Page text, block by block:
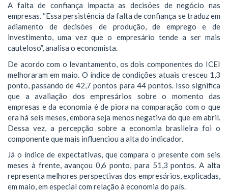
A falta de confiança impacta as decisões de negócio nas
empresas. “Essa persistência da falta de confiança se traduz em
adiamento de decisões de produção, de emprego e de
investimento, uma vez que o empresário tende a ser mais
cauteloso”, analisa o economista.
De acordo com o levantamento, os dois componentes do ICEI
melhoraram em maio. O índice de condições atuais cresceu 1,3
ponto, passando de 42,7 pontos para 44 pontos. Isso significa
que a avaliação dos empresários sobre o momento das
empresas e da economia é de piora na comparação com o que
era há seis meses, embora seja menos negativa do que em abril.
Dessa vez, a percepção sobre a economia brasileira foi o
componente que mais influenciou a alta do indicador.
Já o índice de expectativas, que compara o presente com seis
meses à frente, avançou 0,6 ponto, para 51,3 pontos. A alta
representa melhores perspectivas dos empresários, explicadas,
em maio, em especial com relação à economia do país.